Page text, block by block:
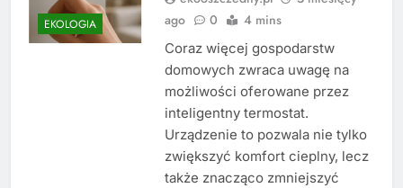
EKOLOGIA
ago
0 4 mins
Coraz więcej gospodarstw
domowych zwraca uwagę na
możliwości oferowane przez
inteligentny termostat.
Urządzenie to pozwala nie tylko
zwiększyć komfort cieplny, lecz
także znacząco zmniejszyć